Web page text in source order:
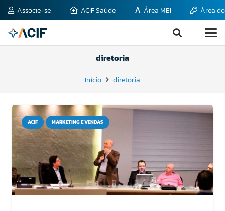
Associe-se ACIF Saúde Área MEI Área
diretoria
Início diretoria
ACIF MARKETING E VENDAS